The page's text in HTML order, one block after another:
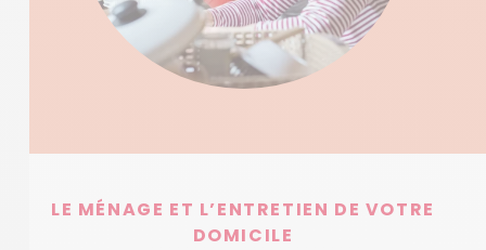
LE MÉNAGE ET L’ENTRETIEN DE VOTRE
DOMICILE